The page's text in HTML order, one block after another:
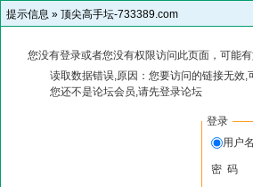
提示信息 » 顶尖高手坛-733389.com
您没有登录或者您没有权限访问此页面，可能
读取数据错误,原因：您要访问的链接无效
您还不是论坛会员,请先登录论坛
登录
用户
密 码